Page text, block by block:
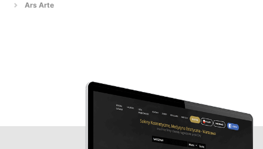
Ars Arte